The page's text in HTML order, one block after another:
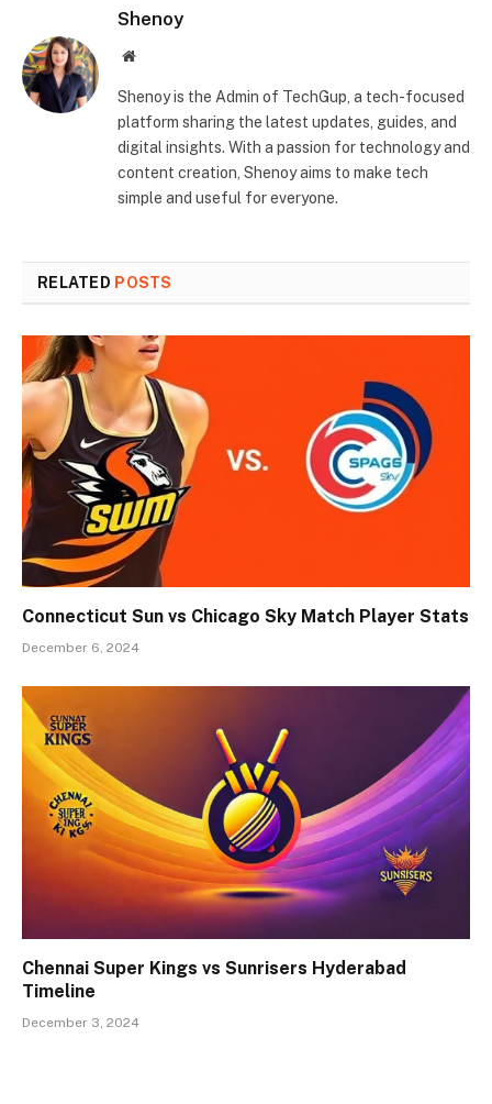
Shenoy
Website
Shenoy is the Admin of TechGup, a tech-focused
platform sharing the latest updates, guides, and
digital insights. With a passion for technology and
content creation, Shenoy aims to make tech
simple and useful for everyone.
RELATED POSTS
Connecticut Sun vs Chicago Sky Match Player Stats
December 6, 2024
Chennai Super Kings vs Sunrisers Hyderabad
Timeline
December 3, 2024